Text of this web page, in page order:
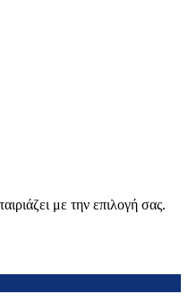
με την επιλογή σας.